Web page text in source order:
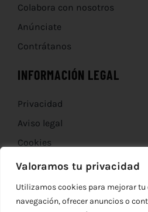
Valoramos tu privacidad
Utilizamos cookies para mejorar tu
navegación, ofrecer anuncios o
Colabora con nosotros
Anúnciate
Contrátanos
INFORMACIÓN LEGAL
Privacidad
Aviso legal
Cookies
Devoluciones